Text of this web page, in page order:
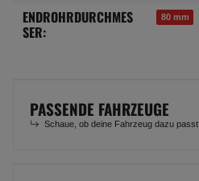
ENDROHRDURCHMES
SER:
80 mm
PASSENDE FAHRZEUGE
Schaue, ob deine Fahrzeug dazu passt